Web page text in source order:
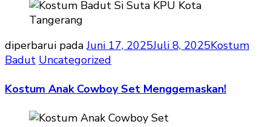
diperbarui padaJuni 17, 2025Juli 8, 2025Kostum
Badut Uncategorized
Kostum Anak Cowboy Set Menggemaskan!